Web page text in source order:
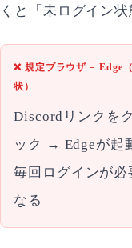
くと「未ログイン
❌ 規定ブラウザ = Edge
状）
Discordリンクを
ック → Edgeが起
毎回ログインが必
なる